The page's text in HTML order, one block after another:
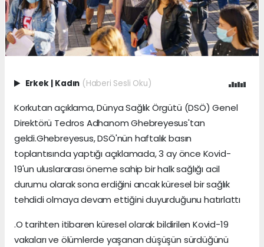
Erkek | Kadın (Haberi Sesli Oku)
Korkutan açıklama, Dünya Sağlık Örgütü (DSÖ) Genel
Direktörü Tedros Adhanom Ghebreyesus'tan
geldi.Ghebreyesus, DSÖ'nün haftalık basın
toplantısında yaptığı açıklamada, 3 ay önce Kovid-
19'un uluslararası öneme sahip bir halk sağlığı acil
durumu olarak sona erdiğini ancak küresel bir sağlık
tehdidi olmaya devam ettiğini duyurduğunu hatırlattı
.O tarihten itibaren küresel olarak bildirilen Kovid-19
vakaları ve ölümlerde yaşanan düşüşün sürdüğünü